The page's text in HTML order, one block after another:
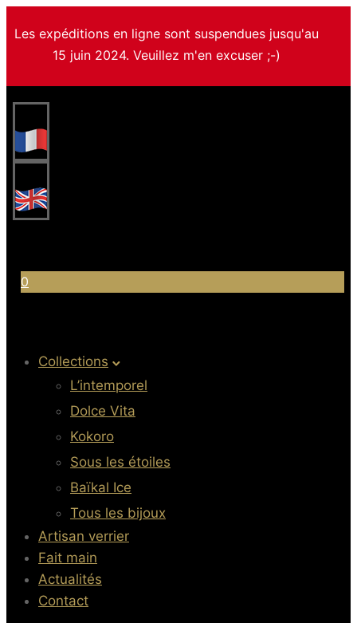
Les expéditions en ligne sont suspendues jusqu'au
15 juin 2024. Veuillez m'en excuser ;-)
0
Collections
L’intemporel
Dolce Vita
Kokoro
Sous les étoiles
Baïkal Ice
Tous les bijoux
Artisan verrier
Fait main
Actualités
Contact